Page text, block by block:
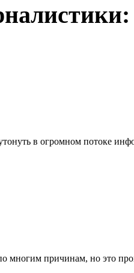
в огромном потоке
многим причинам, но это